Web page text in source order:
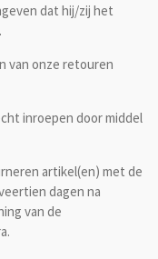
dat hij/zij het
van onze retouren
inroepen door middel
artikel(en) met de
dagen na
van de